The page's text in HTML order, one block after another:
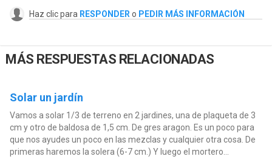
Haz clic para RESPONDER o PEDIR MÁS INFORMACIÓN
MÁS RESPUESTAS RELACIONADAS
Solar un jardín
Vamos a solar 1/3 de terreno en 2 jardines, una de plaqueta de 3
cm y otro de baldosa de 1,5 cm. De gres aragon. Es un poco para
que nos ayudes un poco en las mezclas y cualquier otra cosa. De
primeras haremos la solera (6-7 cm.) Y luego el mortero...